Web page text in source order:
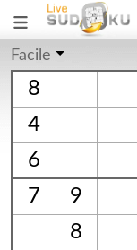
Facile
8
4
6
7
9
8